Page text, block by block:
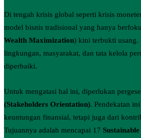
Di tengah krisis global seperti krisis
model bisnis tradisional yang hanya
Wealth Maximization) kini terbukti usang.
lingkungan, masyarakat, dan tata kelola
diperbaiki.
Untuk mengatasi hal ini, diperlukan
(Stakeholders Orientation). Pendekatan
keuntungan finansial, tetapi juga dari
Tujuannya adalah mencapai 17